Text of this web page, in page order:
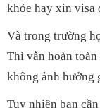
khỏe hay xin visa
Và trong trường
Thì vẫn hoàn
không ảnh hưởng
Tuy nhiên bạn